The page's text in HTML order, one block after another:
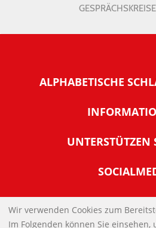
ALPHABETISCHE
Warum
Tipps zur Nutzung der
Banner und E-
Links
UNTERSTÜTZEN
Werden Sie
Wir verwenden Cookies zum
Im Folgenden können Sie einsehen,